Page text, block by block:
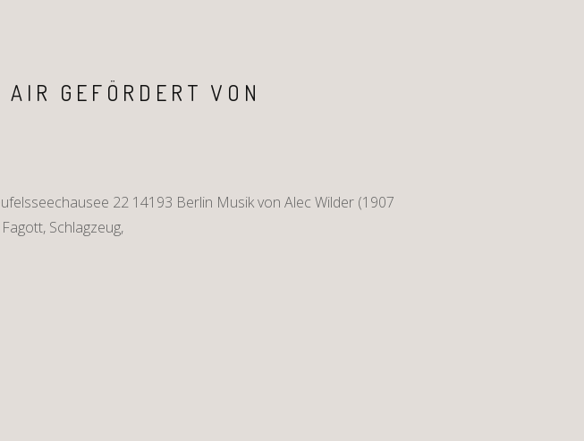
GEFÖRDERT VON
22 14193 Berlin Musik von Alec Wilder (1907
Schlagzeug,